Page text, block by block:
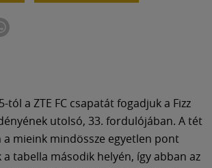
tól a ZTE FC csapatát fogadjuk a Fizz
utolsó, 33. fordulójában. A tét
a mieink mindössze egyetlen pont
tabella második helyén, így abban az